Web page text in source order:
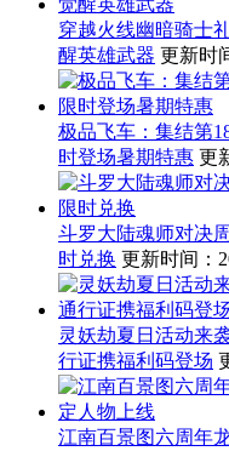
穿越火线幽暗骑士
醒英雄武器 更新时
极品飞车：集结第
时登场暑期特惠 更
斗罗大陆魂师对决
时兑换 更新时间：
灵妖劫夏日活动来
行证携福利码登场
江南百景图六周年